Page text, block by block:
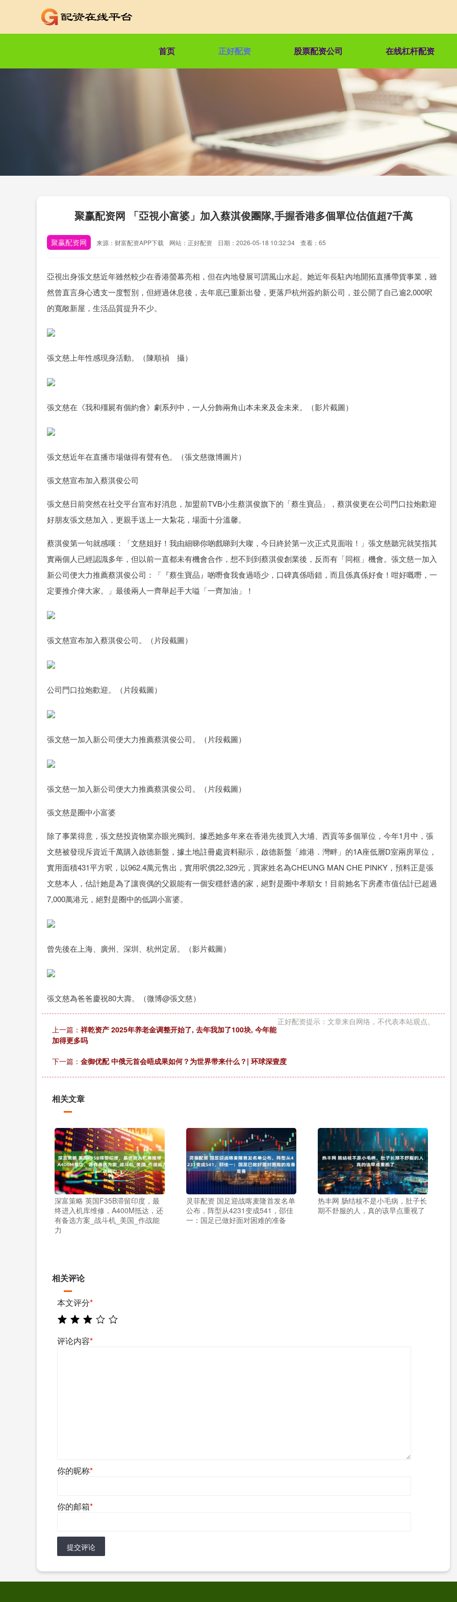
首页 正好配资 股票配资公司 在线杠杆配资
聚赢配资网 「亞視小富婆」加入蔡淇俊團隊,手握香港多個單位估值超7千萬
聚赢配资网 来源：财富配资APP下载 网站：正好配资 日期：2026-05-18 10:32:34 查看：65
亞視出身張文慈近年雖然較少在香港螢幕亮相，但在內地發展可謂風山水起。她近年長駐內地開拓直播帶貨事業，雖
然曾直言身心透支一度暫別，但經過休息後，去年底已重新出發，更落戶杭州簽約新公司，並公開了自己逾2,000呎
的寬敞新屋，生活品質提升不少。
張文慈上年性感現身活動。（陳順禎 攝）
張文慈在《我和殭屍有個約會》劇系列中，一人分飾兩角山本未來及金未來。（影片截圖）
張文慈近年在直播市場做得有聲有色。（張文慈微博圖片）
張文慈宣布加入蔡淇俊公司
張文慈日前突然在社交平台宣布好消息，加盟前TVB小生蔡淇俊旗下的「蔡生寶品」，蔡淇俊更在公司門口拉炮歡迎
好朋友張文慈加入，更親手送上一大紮花，場面十分溫馨。
蔡淇俊第一句就感嘆：「文慈姐好！我由細睇你啲戲睇到大㗎，今日終於第一次正式見面啦！」張文慈聽完就笑指其
實兩個人已經認識多年，但以前一直都未有機會合作，想不到到蔡淇俊創業後，反而有「同框」機會。張文慈一加入
新公司便大力推薦蔡淇俊公司：「『蔡生寶品』啲嘢食我食過唔少，口碑真係唔錯，而且係真係好食！咁好嘅嘢，一
定要推介俾大家。」最後兩人一齊舉起手大嗌「一齊加油」！
張文慈宣布加入蔡淇俊公司。（片段截圖）
公司門口拉炮歡迎。（片段截圖）
張文慈一加入新公司便大力推薦蔡淇俊公司。（片段截圖）
張文慈一加入新公司便大力推薦蔡淇俊公司。（片段截圖）
張文慈是圈中小富婆
除了事業得意，張文慈投資物業亦眼光獨到。據悉她多年來在香港先後買入大埔、西貢等多個單位，今年1月中，張
文慈被發現斥資近千萬購入啟德新盤，據土地註冊處資料顯示，啟德新盤「維港．灣畔」的1A座低層D室兩房單位，
實用面積431平方呎，以962.4萬元售出，實用呎價22,329元，買家姓名為CHEUNG MAN CHE PINKY，預料正是張
文慈本人，估計她是為了讓喪偶的父親能有一個安穩舒適的家，絕對是圈中孝順女！目前她名下房產市值估計已超過
7,000萬港元，絕對是圈中的低調小富婆。
曾先後在上海、廣州、深圳、杭州定居。（影片截圖）
張文慈為爸爸慶祝80大壽。（微博@張文慈）
正好配资提示：文章来自网络，不代表本站观点。
上一篇： 祥乾资产 2025年养老金调整开始了, 去年我加了100块, 今年能
加得更多吗
下一篇： 金御优配 中俄元首会晤成果如何？为世界带来什么？| 环球深壹度
相关文章
深富策略 英国F35B滞留印度，最
终进入机库维修，A400M抵达，还
有备选方案_战斗机_美国_作战能
力
灵菲配资 国足迎战喀麦隆首发名单
公布，阵型从4231变成541，邵佳
一：国足已做好面对困难的准备
热丰网 肠结核不是小毛病，肚子长
期不舒服的人，真的该早点重视了
相关评论
本文评分*
评论内容*
你的昵称*
你的邮箱*
提交评论